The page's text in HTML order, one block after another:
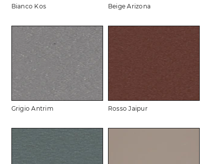
Bianco Kos Beige Arizona
Grigio Antrim Rosso Jaipur